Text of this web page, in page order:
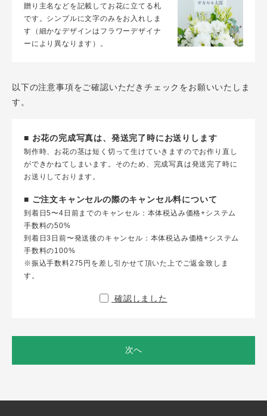
贈り主名などを記載してお花に立てる札
です。シンプルに文字のみをお入れしま
す（細かなデザインはフラワーデザイナ
ーにより異なります）。
以下の注意事項をご確認いただきチェックをお願いいたしま
す。
■ お花の完成写真は、発送完了時にお送りします
制作時、お花の茎は短く切って生けていきますのでお作り直し
ができかねてしまいます。そのため、完成写真は発送完了時に
お送りしております。
■ ご注文キャンセルの際のキャンセル料について
到着日5〜4日前までのキャンセル：本体税込み価格+システム
手数料の50%
到着日3日前〜発送後のキャンセル：本体税込み価格+システム
手数料の100%
※振込手数料275円を差し引かせて頂いた上でご返金致しま
す。
確認しました
次へ